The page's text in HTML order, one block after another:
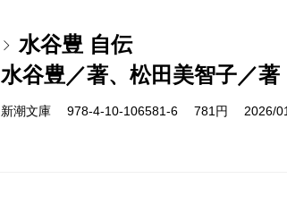
水谷豊 自伝
水谷豊／著、松田美智子／著
新潮文庫 978-4-10-106581-6 781円 2026/